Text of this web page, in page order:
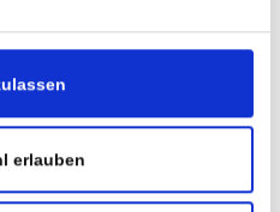
erlauben